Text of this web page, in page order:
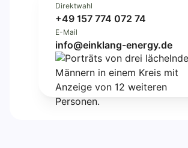
Direktwahl
+49 157 774 072 74
E-Mail
info@einklang-energy.de